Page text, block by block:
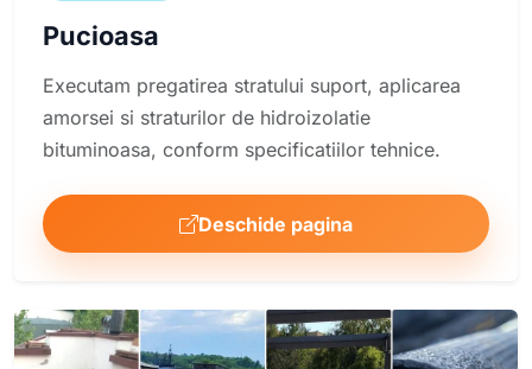
Pucioasa
Executam pregatirea stratului suport, aplicarea
amorsei si straturilor de hidroizolatie
bituminoasa, conform specificatiilor tehnice.
Deschide pagina